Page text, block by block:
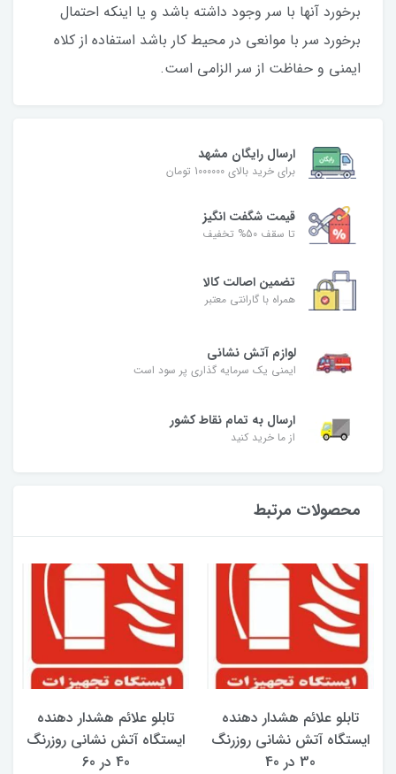
برخورد آنها با سر وجود داشته باشد و یا اینکه احتمال
برخورد سر با موانعی در محیط کار باشد استفاده از کلاه
ایمنی و حفاظت از سر الزامی است.
ارسال رایگان مشهد
برای خرید بالای 1000000 تومان
قیمت شگفت‌ انگیز
تا سقف 50% تخفیف
تضمین اصالت کالا
همراه با گارانتی معتبر
لوازم آتش نشانی
ایمنی یک سرمایه گذاری پر سود است
ارسال به تمام نقاط کشور
از ما خرید کنید
محصولات مرتبط
تابلو علائم هشدار دهنده
ایستگاه آتش نشانی روزرنگ
30 در 40
تابلو علائم هشدار دهنده
ایستگاه آتش نشانی روزرنگ
40 در 60